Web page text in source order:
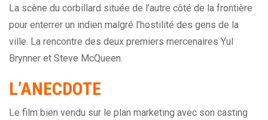
La scène du corbillard située de l’autre côté de la frontière
pour enterrer un indien malgré l’hostilité des gens de la
ville. La rencontre des deux premiers mercenaires Yul
Brynner et Steve McQueen.
L’ANECDOTE
Le film bien vendu sur le plan marketing avec son casting